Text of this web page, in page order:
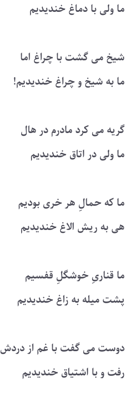
ما ولی با دماغ خندیدیم
شیخ می گشت با چراغ اما
ما به شیخ و چراغ خندیدیم!
گریه می کرد مادرم در هال
ما ولی در اتاق خندیدیم
ما که حمالِ هر خری بودیم
هی به ریش الاغ خندیدیم
ما قناریِ خوشگلِ قفسیم
پشت میله به زاغ خندیدیم
دوست می گفت با غم از دردش
رفت و با اشتیاق خندیدیم